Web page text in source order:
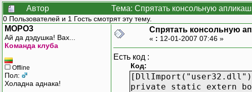
Автор
Тема: Спрятать консольную
0 Пользователей и 1 Гость смотрят эту тему.
MOPO3
Ай да дэдушка! Вах...
Команда клуба
Offline
Пол:
Холадна аднака!
Спрятать консольную
« : 12-01-2007 07:46 »
Есть код :
Код:
private static extern